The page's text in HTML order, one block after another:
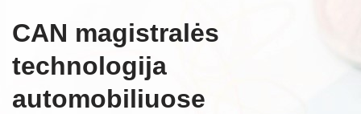
CAN magistralės
technologija
automobiliuose